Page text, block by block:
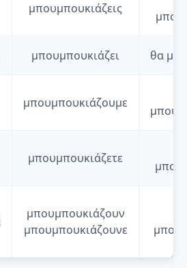
μπουμπουκιάζεις
μπουμπουκιάζει θα
μπουμπουκιάζουμε
μπουμπουκιάζετε
μπουμπουκιάζουν
μπουμπουκιάζουνε